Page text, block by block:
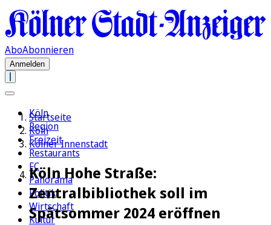
AboAbonnieren
Anmelden
Köln
Region
Freizeit
Restaurants
FC
Panorama
Politik
Wirtschaft
Kultur
Startseite
Köln
Kölner Innenstadt
Köln Hohe Straße:
Zentralbibliothek soll im
Spätsommer 2024 eröffnen